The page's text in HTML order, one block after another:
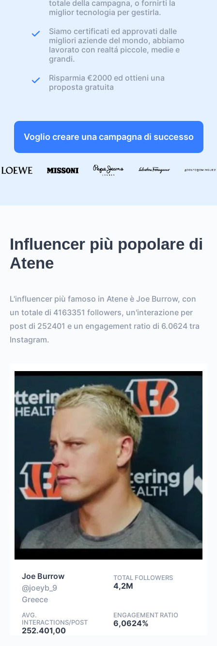
totale della campagna, o fornirti la
miglior tecnologia per gestirla.
Siamo certificati ed approvati dalle
migliori aziende del mondo, abbiamo
lavorato con realtá piccole, medie e
grandi.
Risparmia €2000 ed ottieni una
proposta gratuita
Voglio creare una campagna di successo
Influencer più popolare di
Atene
L'influencer più famoso in Atene è Joe Burrow, con
un totale di 4163351 followers, un'interazione per
post di 252401 e un engagement ratio di 6.0624 tra
Instagram.
Joe Burrow
@joeyb_9
Greece
TOTAL FOLLOWERS
4,2M
AVG.
INTERACTIONS/POST
252.401,00
ENGAGEMENT RATIO
6,0624%